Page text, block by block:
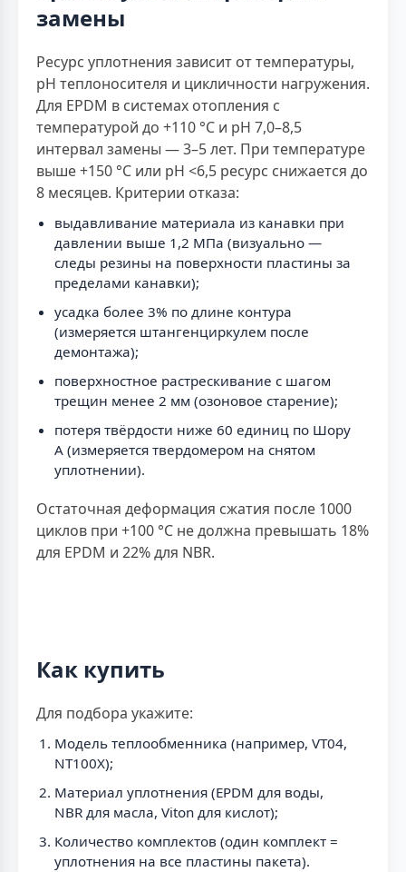
замены
Ресурс уплотнения зависит от температуры,
рН теплоносителя и цикличности нагружения.
Для EPDM в системах отопления с
температурой до +110 °С и рН 7,0–8,5
интервал замены — 3–5 лет. При температуре
выше +150 °С или рН <6,5 ресурс снижается до
8 месяцев. Критерии отказа:
выдавливание материала из канавки при
давлении выше 1,2 МПа (визуально —
следы резины на поверхности пластины за
пределами канавки);
усадка более 3% по длине контура
(измеряется штангенциркулем после
демонтажа);
поверхностное растрескивание с шагом
трещин менее 2 мм (озоновое старение);
потеря твёрдости ниже 60 единиц по Шору
А (измеряется твердомером на снятом
уплотнении).
Остаточная деформация сжатия после 1000
циклов при +100 °С не должна превышать 18%
для EPDM и 22% для NBR.
Как купить
Для подбора укажите:
Модель теплообменника (например, VT04,
NT100X);
Материал уплотнения (EPDM для воды,
NBR для масла, Viton для кислот);
Количество комплектов (один комплект =
уплотнения на все пластины пакета).